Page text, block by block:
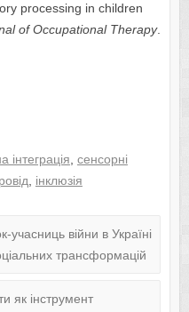
processing in children
of Occupational Therapy.
інтеграція, сенсорні
, інклюзія
учасниць війни в Україні
трансформацій
як інструмент